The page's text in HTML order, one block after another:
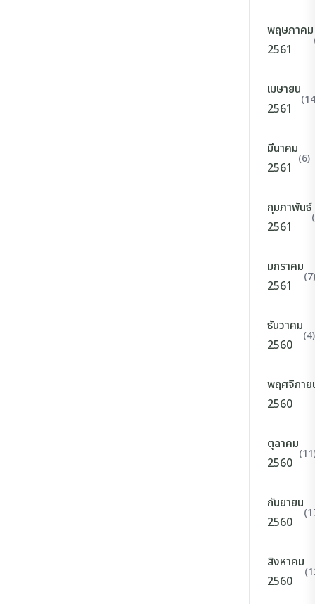
พฤษภาคม
2561
เมษายน
2561
มีนาคม
2561
(6)
กุมภาพันธ์
2561
มกราคม
2561
(7)
ธันวาคม
2560
(4)
พฤศจิกาย
2560
ตุลาคม
2560
กันยายน
2560
สิงหาคม
2560